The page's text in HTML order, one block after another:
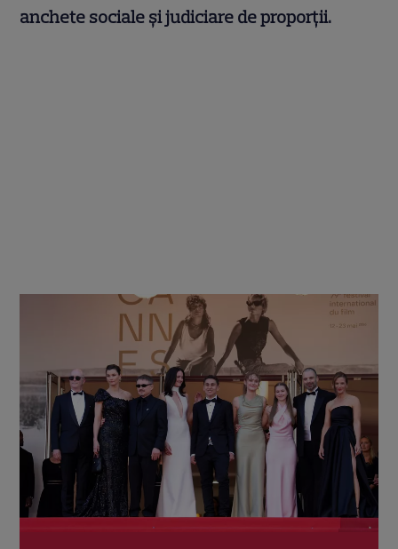
anchete sociale și judiciare de proporții.